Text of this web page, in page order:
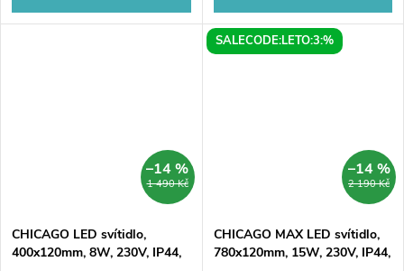
1 490 Kč
–14 %
CHICAGO LED svítidlo,
400x120mm, 8W, 230V, IP44,
SALECODE:LETO:3:%
2 190 Kč
–14 %
CHICAGO MAX LED svítidlo,
780x120mm, 15W, 230V, IP44,